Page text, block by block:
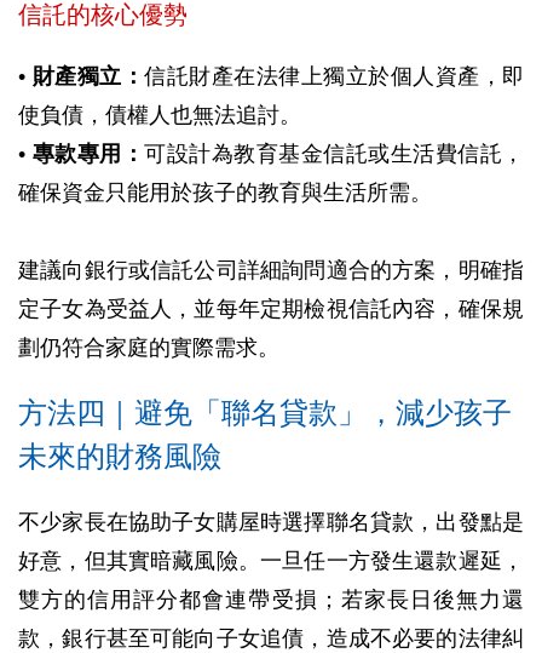
信託的核心優勢
• 財產獨立： 信託財產在法律上獨立於個人資產，即
使負債，債權人也無法追討。
• 專款專用： 可設計為教育基金信託或生活費信託，
確保資金只能用於孩子的教育與生活所需。
建議向銀行或信託公司詳細詢問適合的方案，明確指
定子女為受益人，並每年定期檢視信託內容，確保規
劃仍符合家庭的實際需求。
方法四｜避免「聯名貸款」，減少孩子
未來的財務風險
不少家長在協助子女購屋時選擇聯名貸款，出發點是
好意，但其實暗藏風險。一旦任一方發生還款遲延，
雙方的信用評分都會連帶受損；若家長日後無力還
款，銀行甚至可能向子女追債，造成不必要的法律糾